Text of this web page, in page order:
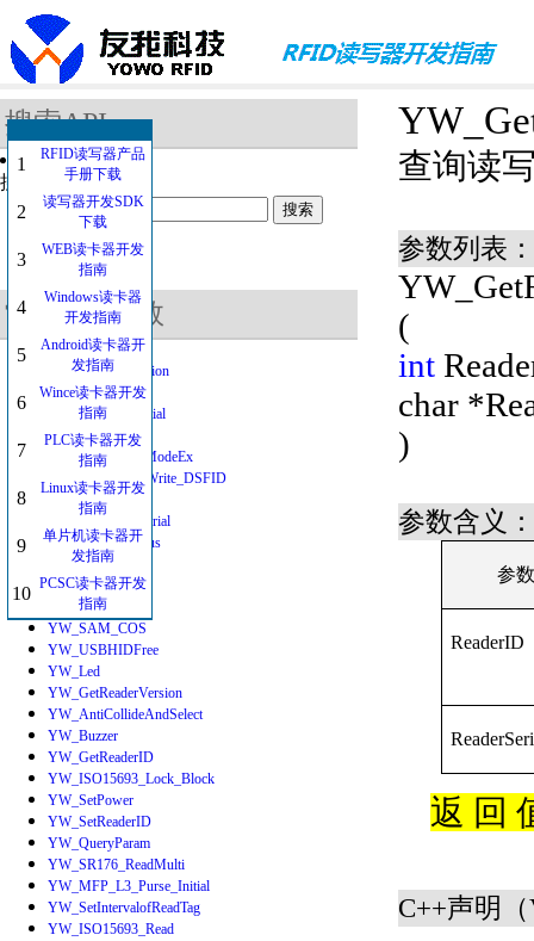
搜索API
搜索的函数：
常用API函数
YW_GetDLLVersion
DES
YW_USBHIDInitial
YW_ComInitial
YW_SearchCardModeEx
YW_ISO15693_Write_DSFID
DES3_CBC
YW_GetReaderSerial
YW_AntennaStatus
DES3
YW_ComFree
YW_RequestCard
YW_SAM_COS
YW_USBHIDFree
YW_Led
YW_GetReaderVersion
YW_AntiCollideAndSelect
YW_Buzzer
YW_GetReaderID
YW_ISO15693_Lock_Block
YW_SetPower
YW_SetReaderID
YW_QueryParam
YW_SR176_ReadMulti
YW_MFP_L3_Purse_Initial
YW_SetIntervalofReadTag
YW_ISO15693_Read
查询读
参数列表：
(
int
char *
)
参数含义：
参数
ReaderID
返 回
C++声明
1
RFID读写器产品
手册下载
2
读写器开发SDK
下载
3
WEB读卡器开发
指南
4
Windows读卡器
开发指南
5
Android读卡器开
发指南
6
Wince读卡器开发
指南
7
PLC读卡器开发
指南
8
Linux读卡器开发
指南
9
单片机读卡器开
发指南
10 PCSC读卡器开发
指南